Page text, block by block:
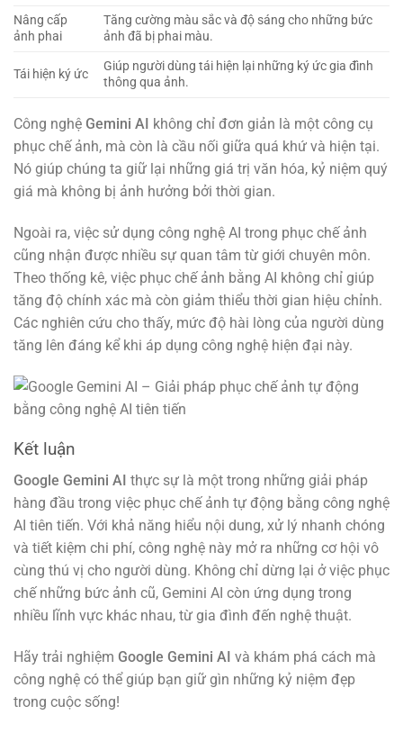
Nâng cấp
ảnh phai
Tăng cường màu sắc và độ sáng cho những bức
ảnh đã bị phai màu.
Tái hiện ký ức
Giúp người dùng tái hiện lại những ký ức gia đình
thông qua ảnh.
Công nghệ Gemini AI không chỉ đơn giản là một công cụ
phục chế ảnh, mà còn là cầu nối giữa quá khứ và hiện tại.
Nó giúp chúng ta giữ lại những giá trị văn hóa, kỷ niệm quý
giá mà không bị ảnh hưởng bởi thời gian.
Ngoài ra, việc sử dụng công nghệ AI trong phục chế ảnh
cũng nhận được nhiều sự quan tâm từ giới chuyên môn.
Theo thống kê, việc phục chế ảnh bằng AI không chỉ giúp
tăng độ chính xác mà còn giảm thiểu thời gian hiệu chỉnh.
Các nghiên cứu cho thấy, mức độ hài lòng của người dùng
tăng lên đáng kể khi áp dụng công nghệ hiện đại này.
Kết luận
Google Gemini AI thực sự là một trong những giải pháp
hàng đầu trong việc phục chế ảnh tự động bằng công nghệ
AI tiên tiến. Với khả năng hiểu nội dung, xử lý nhanh chóng
và tiết kiệm chi phí, công nghệ này mở ra những cơ hội vô
cùng thú vị cho người dùng. Không chỉ dừng lại ở việc phục
chế những bức ảnh cũ, Gemini AI còn ứng dụng trong
nhiều lĩnh vực khác nhau, từ gia đình đến nghệ thuật.
Hãy trải nghiệm Google Gemini AI và khám phá cách mà
công nghệ có thể giúp bạn giữ gìn những kỷ niệm đẹp
trong cuộc sống!